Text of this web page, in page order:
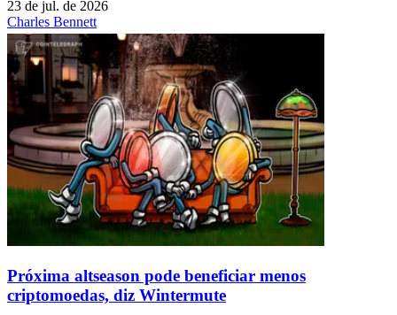
23 de jul. de 2026
Charles Bennett
Próxima altseason pode beneficiar menos
criptomoedas, diz Wintermute